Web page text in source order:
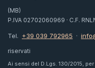
(MB)
P.IVA 02702060969 · C.F.
Tel. +39 039 792965 ·
riservati
Ai sensi del D.Lgs. 130/2015,